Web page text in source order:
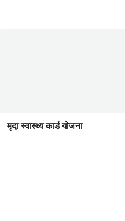
मृदा स्वास्थ्य कार्ड योजना